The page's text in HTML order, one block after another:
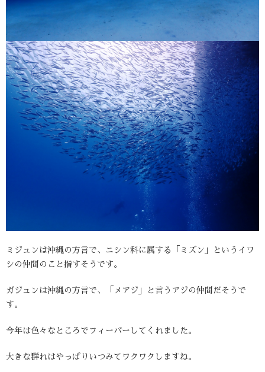
ミジュンは沖縄の方言で、ニシン科に属する「ミズン」というイワ
シの仲間のこと指すそうです。
ガジュンは沖縄の方言で、「メアジ」と言うアジの仲間だそうで
す。
今年は色々なところでフィーバーしてくれました。
大きな群れはやっぱりいつみてワクワクしますね。